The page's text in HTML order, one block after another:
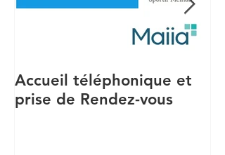
Accueil téléphonique et
prise de Rendez-vous